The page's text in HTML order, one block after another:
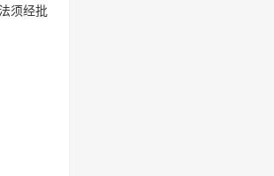
须经批